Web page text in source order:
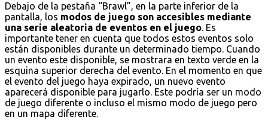
Debajo de la pestaña “Brawl”, en la parte inferior de la
pantalla, los modos de juego son accesibles mediante
una serie aleatoria de eventos en el juego. Es
importante tener en cuenta que todos estos eventos solo
están disponibles durante un determinado tiempo. Cuando
un evento este disponible, se mostrara en texto verde en la
esquina superior derecha del evento. En el momento en que
el evento del juego haya expirado, un nuevo evento
aparecerá disponible para jugarlo. Este podría ser un modo
de juego diferente o incluso el mismo modo de juego pero
en un mapa diferente.